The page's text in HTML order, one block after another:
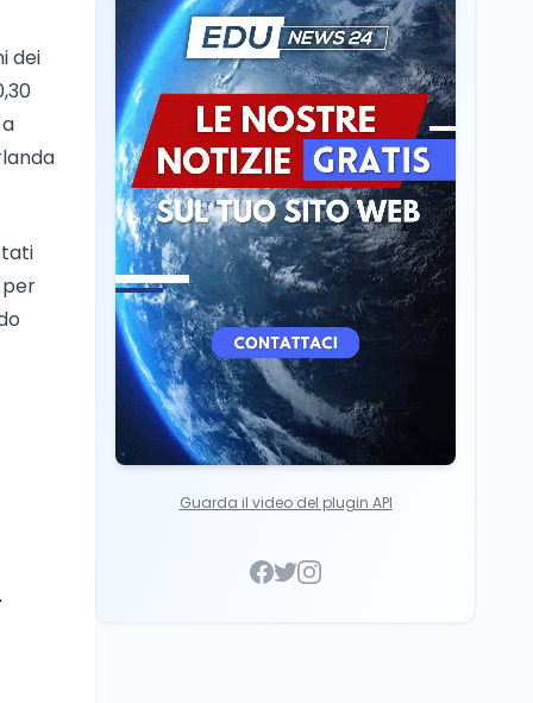
dei
per
Scuola5 ago
Il Ministro della Pa
Zangrillo in Parlamento:
"12 miliardi per l'edilizia
e la sicurezza delle
scuole con risorse Pnrr"
Scuola5 ago
Il Ministro Valditara ha
incontrato due studenti
palestinesi giunti da
Gaza che hanno
superato la Maturità in
Italia
Guarda il video del plugin API